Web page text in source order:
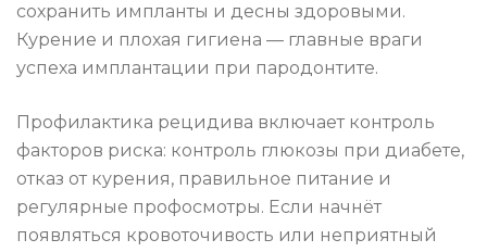
сохранить импланты и десны здоровыми.
Курение и плохая гигиена — главные враги
успеха имплантации при пародонтите.
Профилактика рецидива включает контроль
факторов риска: контроль глюкозы при диабете,
отказ от курения, правильное питание и
регулярные профосмотры. Если начнёт
появляться кровоточивость или неприятный